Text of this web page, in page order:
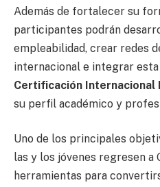
Además de fortalecer su
participantes podrán
empleabilidad, crear redes
internacional e integrar
Certificación Internacional
su perfil académico y
Uno de los principales
las y los jóvenes regresen a
herramientas para